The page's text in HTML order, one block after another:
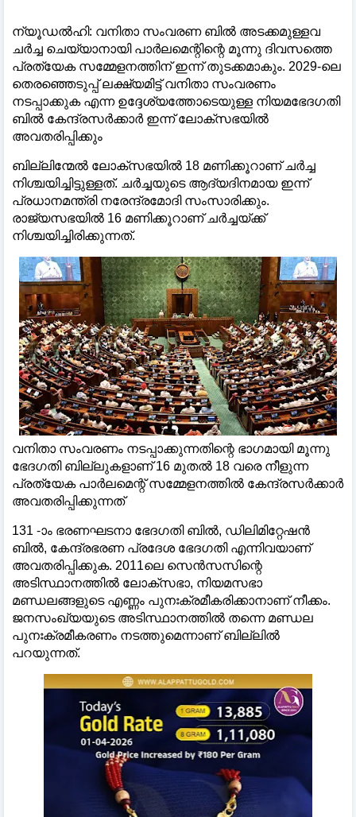
ന്യൂഡൽഹി: വനിതാ സംവരണ ബിൽ അടക്കമുള്ളവ
ചർച്ച ചെയ്യാനായി പാർലമെന്റിന്റെ മൂന്നു ദിവസത്തെ
പ്രത്യേക സമ്മേളനത്തിന് ഇന്ന് തുടക്കമാകും. 2029-ലെ
തെരഞ്ഞെടുപ്പ് ലക്ഷ്യമിട്ട് വനിതാ സംവരണം
നടപ്പാക്കുക എന്ന ഉദ്ദേശ്യത്തോടെയുള്ള നിയമഭേദഗതി
ബിൽ കേന്ദ്രസർക്കാർ ഇന്ന് ലോക്സഭയിൽ
അവതരിപ്പിക്കും
ബില്ലിന്മേൽ ലോക്സഭയിൽ 18 മണിക്കൂറാണ് ചർച്ച
നിശ്ചയിച്ചിട്ടുള്ളത്. ചർച്ചയുടെ ആദ്യദിനമായ ഇന്ന്
പ്രധാനമന്ത്രി നരേന്ദ്രമോദി സംസാരിക്കും.
രാജ്യസഭയിൽ 16 മണിക്കൂറാണ് ചർച്ചയ്ക്ക്
നിശ്ചയിച്ചിരിക്കുന്നത്.
വനിതാ സംവരണം നടപ്പാക്കുന്നതിന്റെ ഭാ​ഗമായി മൂന്നു
ഭേദ​ഗതി ബില്ലുകളാണ് 16 മുതൽ 18 വരെ നീളുന്ന
പ്രത്യേക പാർലമെന്റ് സമ്മേളനത്തിൽ കേന്ദ്രസർക്കാർ
അവതരിപ്പിക്കുന്നത്
131 -ാം ഭരണഘടനാ ഭേദഗതി ബില്‍, ഡിലിമിറ്റേഷന്‍
ബില്‍, കേന്ദ്രഭരണ പ്രദേശ ഭേദഗതി എന്നിവയാണ്
അവതരിപ്പിക്കുക. 2011ലെ സെൻസസിന്റെ
അടിസ്ഥാനത്തിൽ ലോക്സഭാ, നിയമസഭാ
മണ്ഡലങ്ങളുടെ എണ്ണം പുനഃക്രമീകരിക്കാനാണ് നീക്കം.
ജനസംഖ്യയുടെ അടിസ്ഥാനത്തിൽ തന്നെ മണ്ഡല
പുനഃക്രമീകരണം നടത്തുമെന്നാണ് ബില്ലിൽ
പറയുന്നത്.